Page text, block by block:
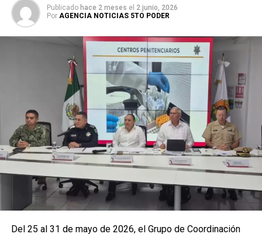
La coordinación tecnológica del C5 y el despliegue
operativo en campo permitieron la recuperación de105
relacionados con reportes de robo o probables
hechos delictivos. Además, se realizaron 24 mil 622
revisiones preventivasa personas y unidades
vehiculares, reforzando la vigilancia en zonas estratégicas
y puntos de alta movilidad.
Publicado hace 2 meses el 2 junio, 2026
Por AGENCIA NOTICIAS 5TO PODER
Del 25 al 31 de mayo de 2026, el Grupo de Coordinación